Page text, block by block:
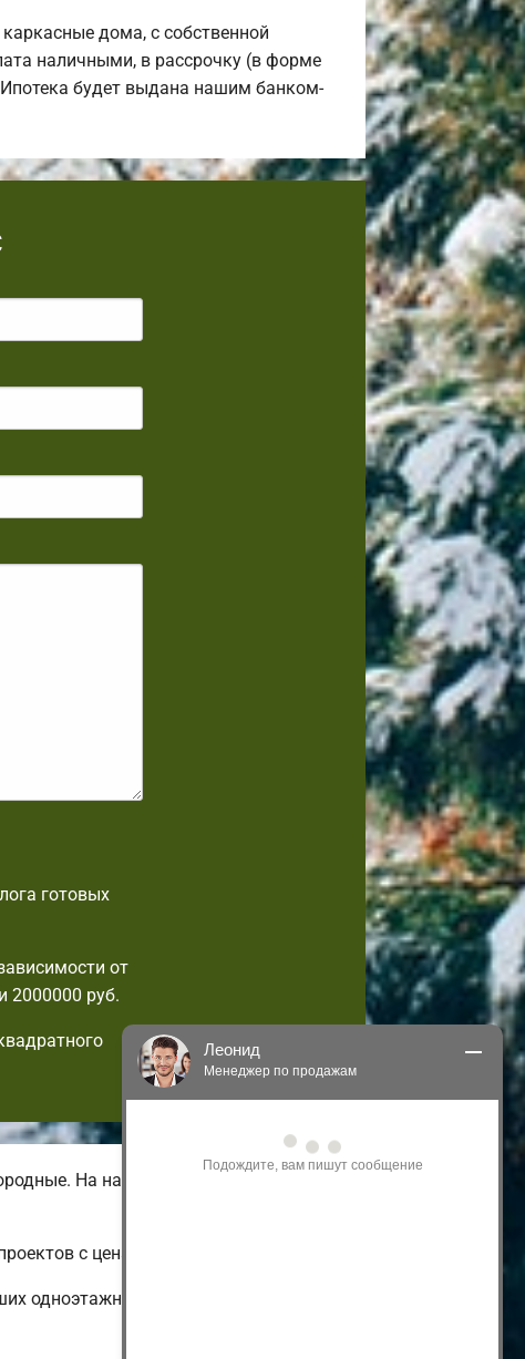
дома, с собственной
наличными, в рассрочку (в форме
Ипотека будет выдана нашим банком-
готовых
от
2000000 руб.
На нашем веб-сайте имеются
с ценами и фото.
одноэтажных и экономных до
Леонид
Менеджер по продажам
Здравствуйте! Я могу
проконсультировать Вас по нашим
акциям и проектам.